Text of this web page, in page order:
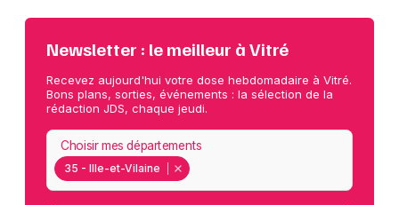
Newsletter : le meilleur à Vitré
Recevez aujourd'hui votre dose hebdomadaire à Vitré.
Bons plans, sorties, événements : la sélection de la
rédaction JDS, chaque jeudi.
35 - Ille-et-Vilaine
Choisir mes départements